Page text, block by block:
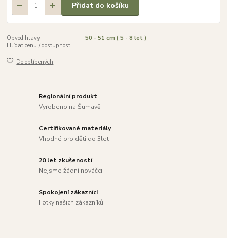
Přidat do košíku
Obvod hlavy:
50 - 51 cm ( 5 - 8 let )
Hlídat cenu / dostupnost
Do oblíbených
Regionální produkt
Vyrobeno na Šumavě
Certifikované materiály
Vhodné pro děti do 3let
20 let zkušeností
Nejsme žádní nováčci
Spokojení zákazníci
Fotky našich zákazníků